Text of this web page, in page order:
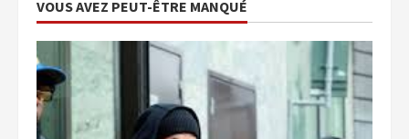
VOUS AVEZ PEUT-ÊTRE MANQUÉ